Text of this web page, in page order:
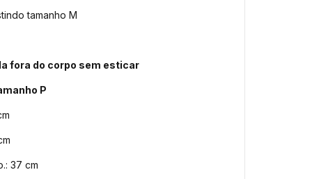
tamanho M
fora do corpo sem esticar
P
37 cm